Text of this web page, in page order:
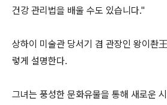
건강 관리법을 배울 수도 있습니다."
상하이 미술관 당서기 겸 관장인 왕이촨
렇게 설명한다.
그녀는 풍성한 문화유물을 통해 새로운